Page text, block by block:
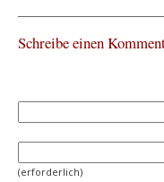
Schreibe einen
(erforderlich)